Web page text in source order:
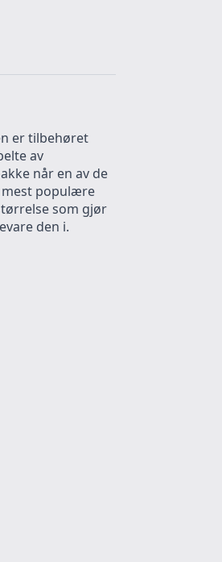
er tilbehøret
av
når en av de
mest populære
som gjør
den i.